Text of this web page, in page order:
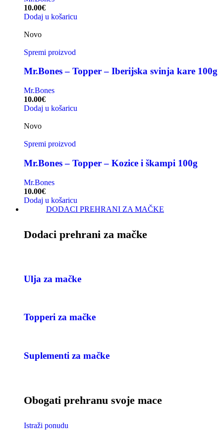
10.00€
Dodaj u košaricu
Novo
Spremi proizvod
Mr.Bones – Topper – Iberijska svinja kare 100g
Mr.Bones
10.00€
Dodaj u košaricu
Novo
Spremi proizvod
Mr.Bones – Topper – Kozice i škampi 100g
Mr.Bones
10.00€
Dodaj u košaricu
DODACI PREHRANI ZA MAČKE
Dodaci prehrani za mačke
Ulja za mačke
Topperi za mačke
Suplementi za mačke
Obogati prehranu svoje mace
Istraži ponudu